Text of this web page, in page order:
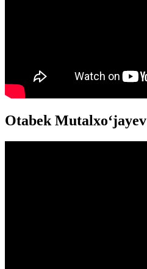
Otabek Mutalxoʻjayev